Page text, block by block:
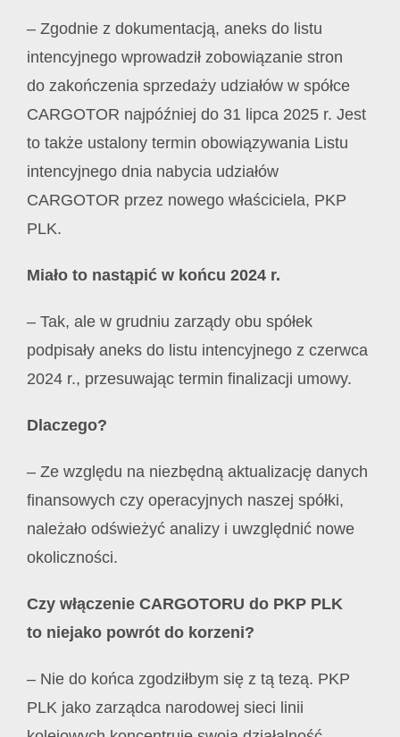
– Zgodnie z dokumentacją, aneks do listu
intencyjnego wprowadził zobowiązanie stron
do zakończenia sprzedaży udziałów w spółce
CARGOTOR najpóźniej do 31 lipca 2025 r. Jest
to także ustalony termin obowiązywania Listu
intencyjnego dnia nabycia udziałów
CARGOTOR przez nowego właściciela, PKP
PLK.
Miało to nastąpić w końcu 2024 r.
– Tak, ale w grudniu zarządy obu spółek
podpisały aneks do listu intencyjnego z czerwca
2024 r., przesuwając termin finalizacji umowy.
Dlaczego?
– Ze względu na niezbędną aktualizację danych
finansowych czy operacyjnych naszej spółki,
należało odświeżyć analizy i uwzględnić nowe
okoliczności.
Czy włączenie CARGOTORU do PKP PLK
to niejako powrót do korzeni?
– Nie do końca zgodziłbym się z tą tezą. PKP
PLK jako zarządca narodowej sieci linii